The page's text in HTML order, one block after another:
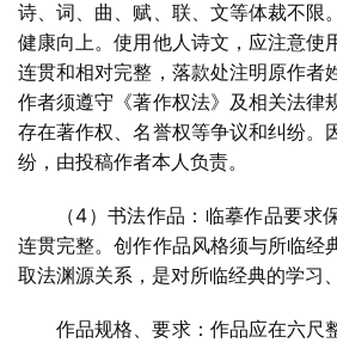
诗、词、曲、赋、联、文等体裁不限
健康向上。使用他人诗文，应注意使
连贯和相对完整，落款处注明原作者
作者须遵守《著作权法》及相关法律
存在著作权、名誉权等争议和纠纷。
纷，由投稿作者本人负责。
（4）书法作品：临摹作品要求
连贯完整。创作作品风格须与所临经
取法渊源关系，是对所临经典的学习
作品规格、要求：作品应在六尺